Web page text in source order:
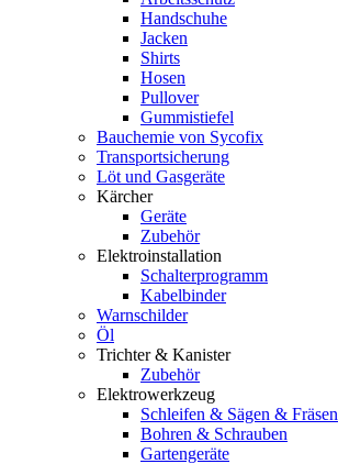
Handschuhe
Jacken
Shirts
Hosen
Pullover
Gummistiefel
Bauchemie von Sycofix
Transportsicherung
Löt und Gasgeräte
Kärcher
Geräte
Zubehör
Elektroinstallation
Schalterprogramm
Kabelbinder
Warnschilder
Öl
Trichter & Kanister
Zubehör
Elektrowerkzeug
Schleifen & Sägen & Fräsen
Bohren & Schrauben
Gartengeräte